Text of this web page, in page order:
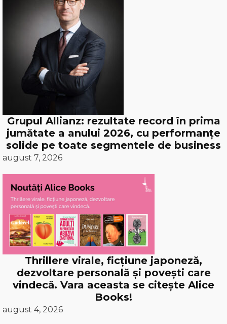
Grupul Allianz: rezultate record în prima
jumătate a anului 2026, cu performanțe
solide pe toate segmentele de business
august 7, 2026
Thrillere virale, ficțiune japoneză,
dezvoltare personală și povești care
vindecă. Vara aceasta se citește Alice
Books!
august 4, 2026